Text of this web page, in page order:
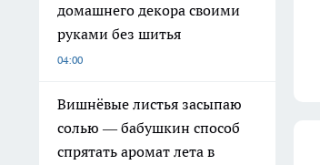
домашнего декора своими
руками без шитья
04:00
Вишнёвые листья засыпаю
солью — бабушкин способ
спрятать аромат лета в